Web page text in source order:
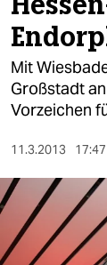
politik
öko
sport
berlin
nord
Mit
Großstadt
Vorzeichen
11.3.2013